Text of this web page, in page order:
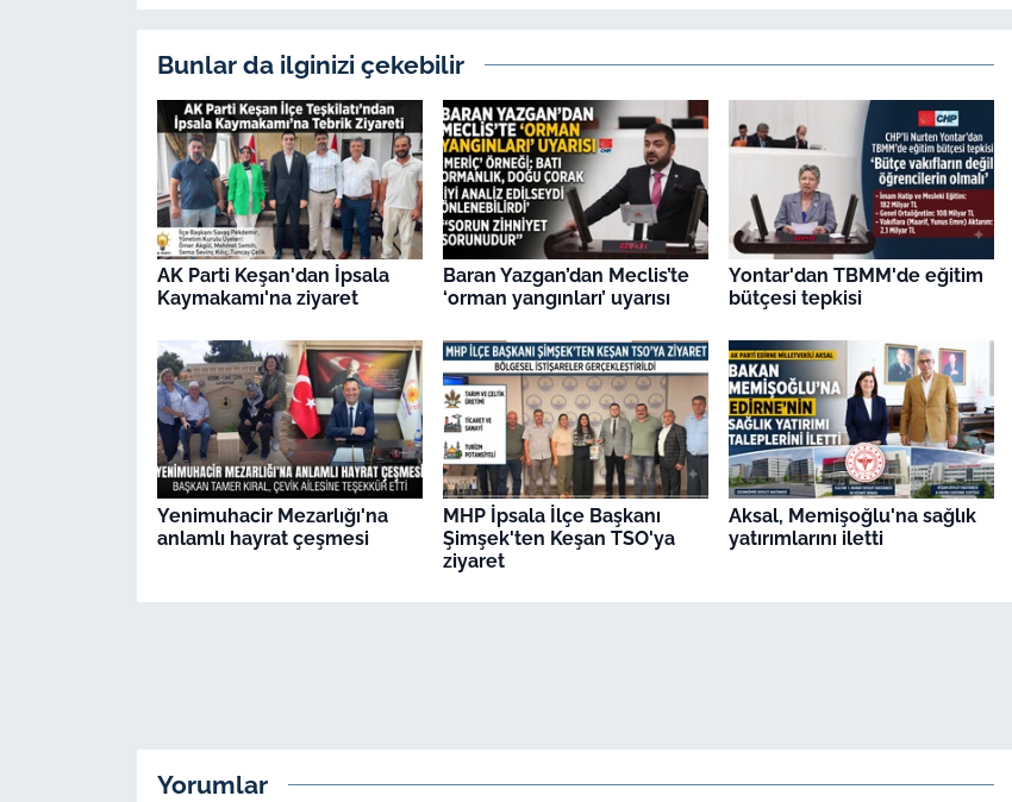
Bunlar da ilginizi çekebilir
AK Parti Keşan'dan İpsala
Kaymakamı'na ziyaret
Baran Yazgan’dan Meclis’te
‘orman yangınları’ uyarısı
Yontar'dan TBMM'de eğitim
bütçesi tepkisi
Yenimuhacir Mezarlığı'na
anlamlı hayrat çeşmesi
MHP İpsala İlçe Başkanı
Şimşek'ten Keşan TSO'ya
ziyaret
Aksal, Memişoğlu'na sağlık
yatırımlarını iletti
Yorumlar